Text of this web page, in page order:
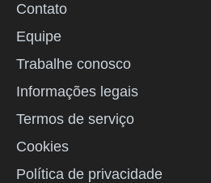
Contato
Equipe
Trabalhe conosco
Informações legais
Termos de serviço
Cookies
Política de privacidade